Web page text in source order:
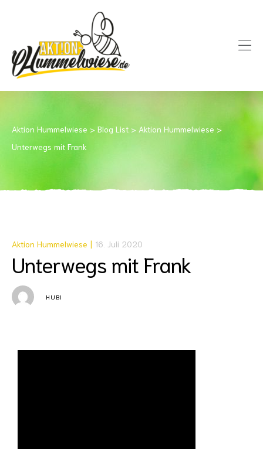
Aktion Hummelwiese > Blog List > Aktion Hummelwiese >
Unterwegs mit Frank
Aktion Hummelwiese 16. Juli 2020
Unterwegs mit Frank
HUBI